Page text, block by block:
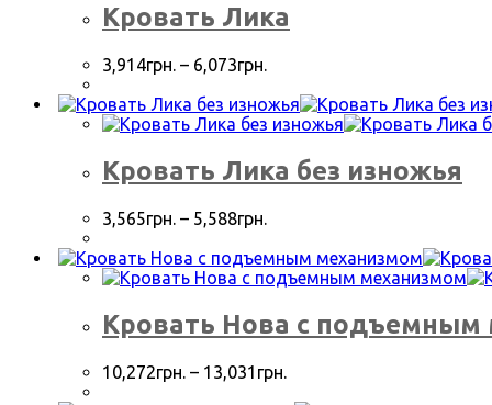
Кровать Лика
3,914грн. – 6,073грн.
Кровать Лика без изножья
3,565грн. – 5,588грн.
Кровать Нова с подъемным
10,272грн. – 13,031 грн.